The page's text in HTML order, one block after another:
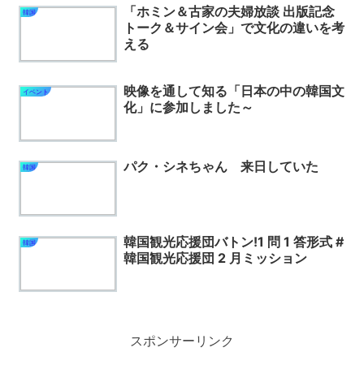
韓国
「ホミン＆古家の夫婦放談 出版記念
トーク＆サイン会」で文化の違いを考
える
イベント
映像を通して知る「日本の中の韓国文
化」に参加しました～
韓国 パク・シネちゃん 来日していた
韓国
韓国観光応援団バトン!1 問 1 答形式 #
韓国観光応援団 2 月ミッション
スポンサーリンク